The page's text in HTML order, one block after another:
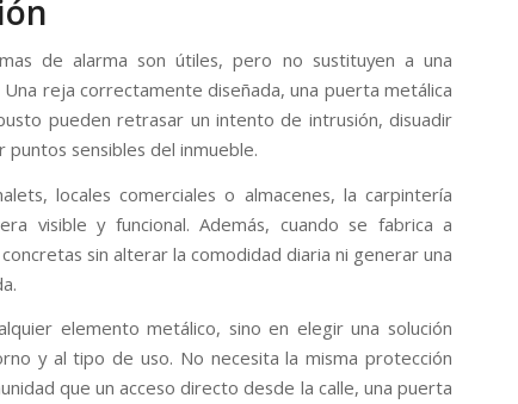
de alarma son útiles, pero no sustituyen a una
reja correctamente diseñada, una puerta metálica
pueden retrasar un intento de intrusión, disuadir
sensibles del inmueble.
locales comerciales o almacenes, la carpintería
visible y funcional. Además, cuando se fabrica a
sin alterar la comodidad diaria ni generar una
elemento metálico, sino en elegir una solución
y al tipo de uso. No necesita la misma protección
que un acceso directo desde la calle, una puerta